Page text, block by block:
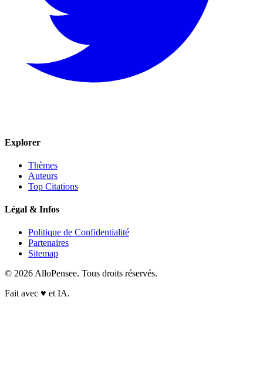
Explorer
Thèmes
Auteurs
Top Citations
Légal & Infos
Politique de Confidentialité
Partenaires
Sitemap
© 2026 AlloPensee. Tous droits réservés.
Fait avec ♥ et IA.